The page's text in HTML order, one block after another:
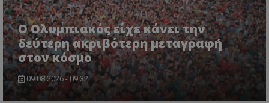
Ο Ολυμπιακός είχε κάνει την
δεύτερη ακριβότερη μεταγραφή
στον κόσμο
09.08.2026 - 09:32